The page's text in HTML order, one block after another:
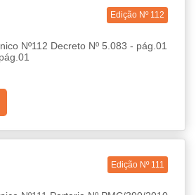
Edição Nº 112
Nº112 Decreto Nº 5.083 - pág.01
Edição Nº 111